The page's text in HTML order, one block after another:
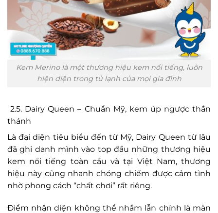
Kem Merino là một thương hiệu kem nổi tiếng, luôn
hiện diện trong tủ lạnh của mọi gia đình
2.5. Dairy Queen – Chuẩn Mỹ, kem úp ngược thần
thánh
Là đại diện tiêu biểu đến từ Mỹ, Dairy Queen từ lâu
đã ghi danh mình vào top đầu những thương hiệu
kem nổi tiếng toàn cầu và tại Việt Nam, thương
hiệu này cũng nhanh chóng chiếm được cảm tình
nhờ phong cách “chất chơi” rất riêng.
Điểm nhận diện không thể nhầm lẫn chính là màn